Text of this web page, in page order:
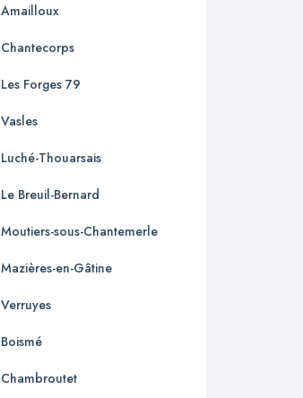
Amailloux
Chantecorps
Les Forges 79
Vasles
Luché-Thouarsais
Le Breuil-Bernard
Moutiers-sous-Chantemerle
Mazières-en-Gâtine
Verruyes
Boismé
Chambroutet